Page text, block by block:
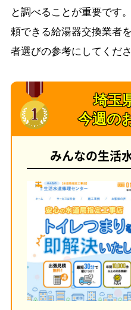
と調べることが重要です
頼できる給湯器交換業者
者選びの参考にしてくださ
埼玉
今週の
みんなの生活